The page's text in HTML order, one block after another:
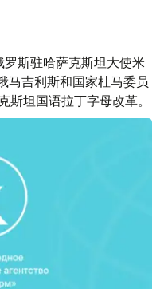
斯驻哈萨克斯坦大使米
马吉利斯和国家杜马委员
坦国语拉丁字母改革。